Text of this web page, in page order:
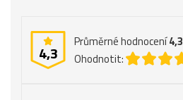
4,3
Průměrné hodnocení4,3
Ohodnotit: